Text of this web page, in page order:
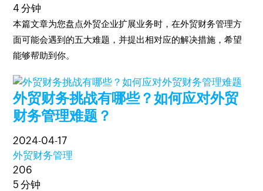
4 分钟
本篇文章为您盘点外贸企业扩展业务时，在外贸财务管理方
面可能会遇到的五大难题，并提出相对应的解决措施，希望
能够帮助到你。
外贸财务挑战有哪些？如何应对外贸
财务管理难题？
2024-04-17
外贸财务管理
206
5 分钟